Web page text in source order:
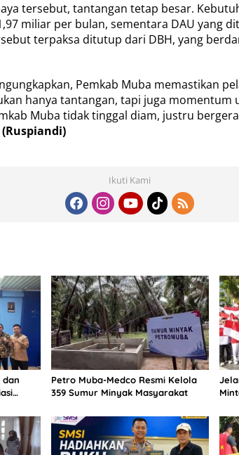
tersebut, tantangan tetap besar.
miliar per bulan, sementara DAU yang
terpaksa ditutup dari DBH, yang
Pemkab Muba memastikan
hanya tantangan, tapi juga
Muba tidak tinggal diam, justru
(Ruspiandi)
Ikuti Kami
dan
Petro Muba-Medco Resmi Kelola
359 Sumur Minyak Masyarakat